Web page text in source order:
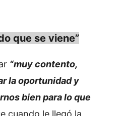
que se viene”
“muy contento,
la oportunidad y
bien para lo que
cuando le llegó la